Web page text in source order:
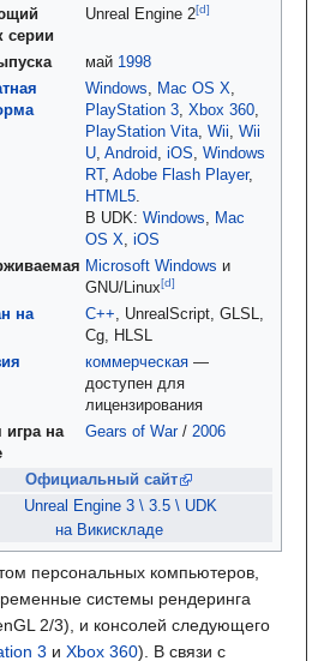
серии
Unreal Engine 2[d]
май 1998
Windows, Mac OS X,
PlayStation 3, Xbox 360,
PlayStation Vita, Wii, Wii
U, Android, iOS, Windows
RT , Adobe Flash Player,
HTML5.
В UDK: Windows, Mac
OS X, iOS
Microsoft Windows и
GNU/Linux[d]
на
C++, UnrealScript, GLSL,
Cg, HLSL
коммерческая —
доступен для
лицензирования
игра на
Gears of War/ 2006
Официальный сайт
Unreal Engine 3 \ 3.5 \ UDK
на Викискладе
персональных компьютеров,
системы рендеринга
2/3), и консолей следующего
3 и Xbox 360). В связи с